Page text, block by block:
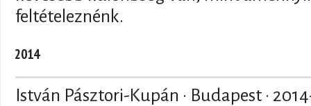
feltételeznénk.
2014
István Pásztori-Kupán · Budapest ·